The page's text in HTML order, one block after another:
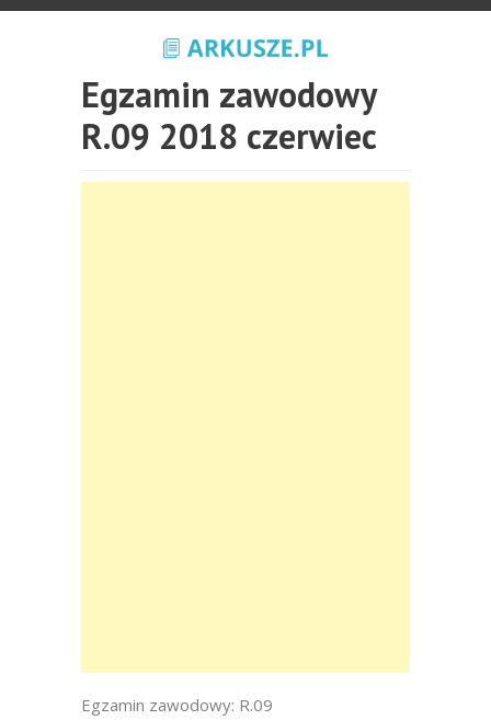
Egzamin zawodowy
R.09 2018 czerwiec
Egzamin zawodowy: R.09